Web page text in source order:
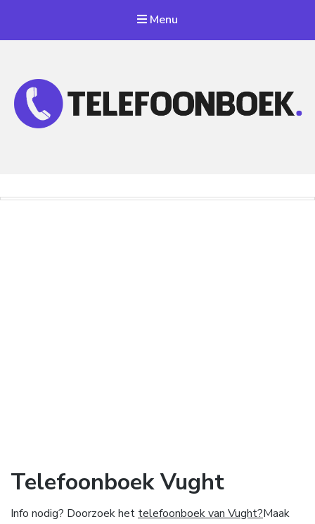
Menu
Telefoonboek Vught
Info nodig? Doorzoek het telefoonboek van Vught?Maak